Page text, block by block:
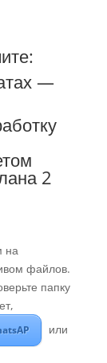
—
2
на
файлов.
папку
или